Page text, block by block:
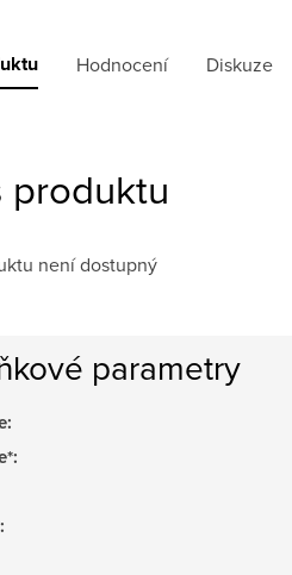
Hodnocení Diskuze
produktu
není dostupný
parametry
:
:
: